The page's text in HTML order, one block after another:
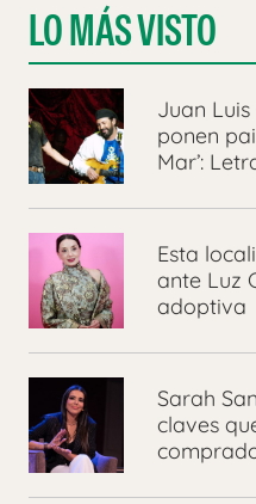
LO MÁS VISTO
Juan
ponen
Mar’:
Esta
ante Luz
adoptiva
Sarah
claves